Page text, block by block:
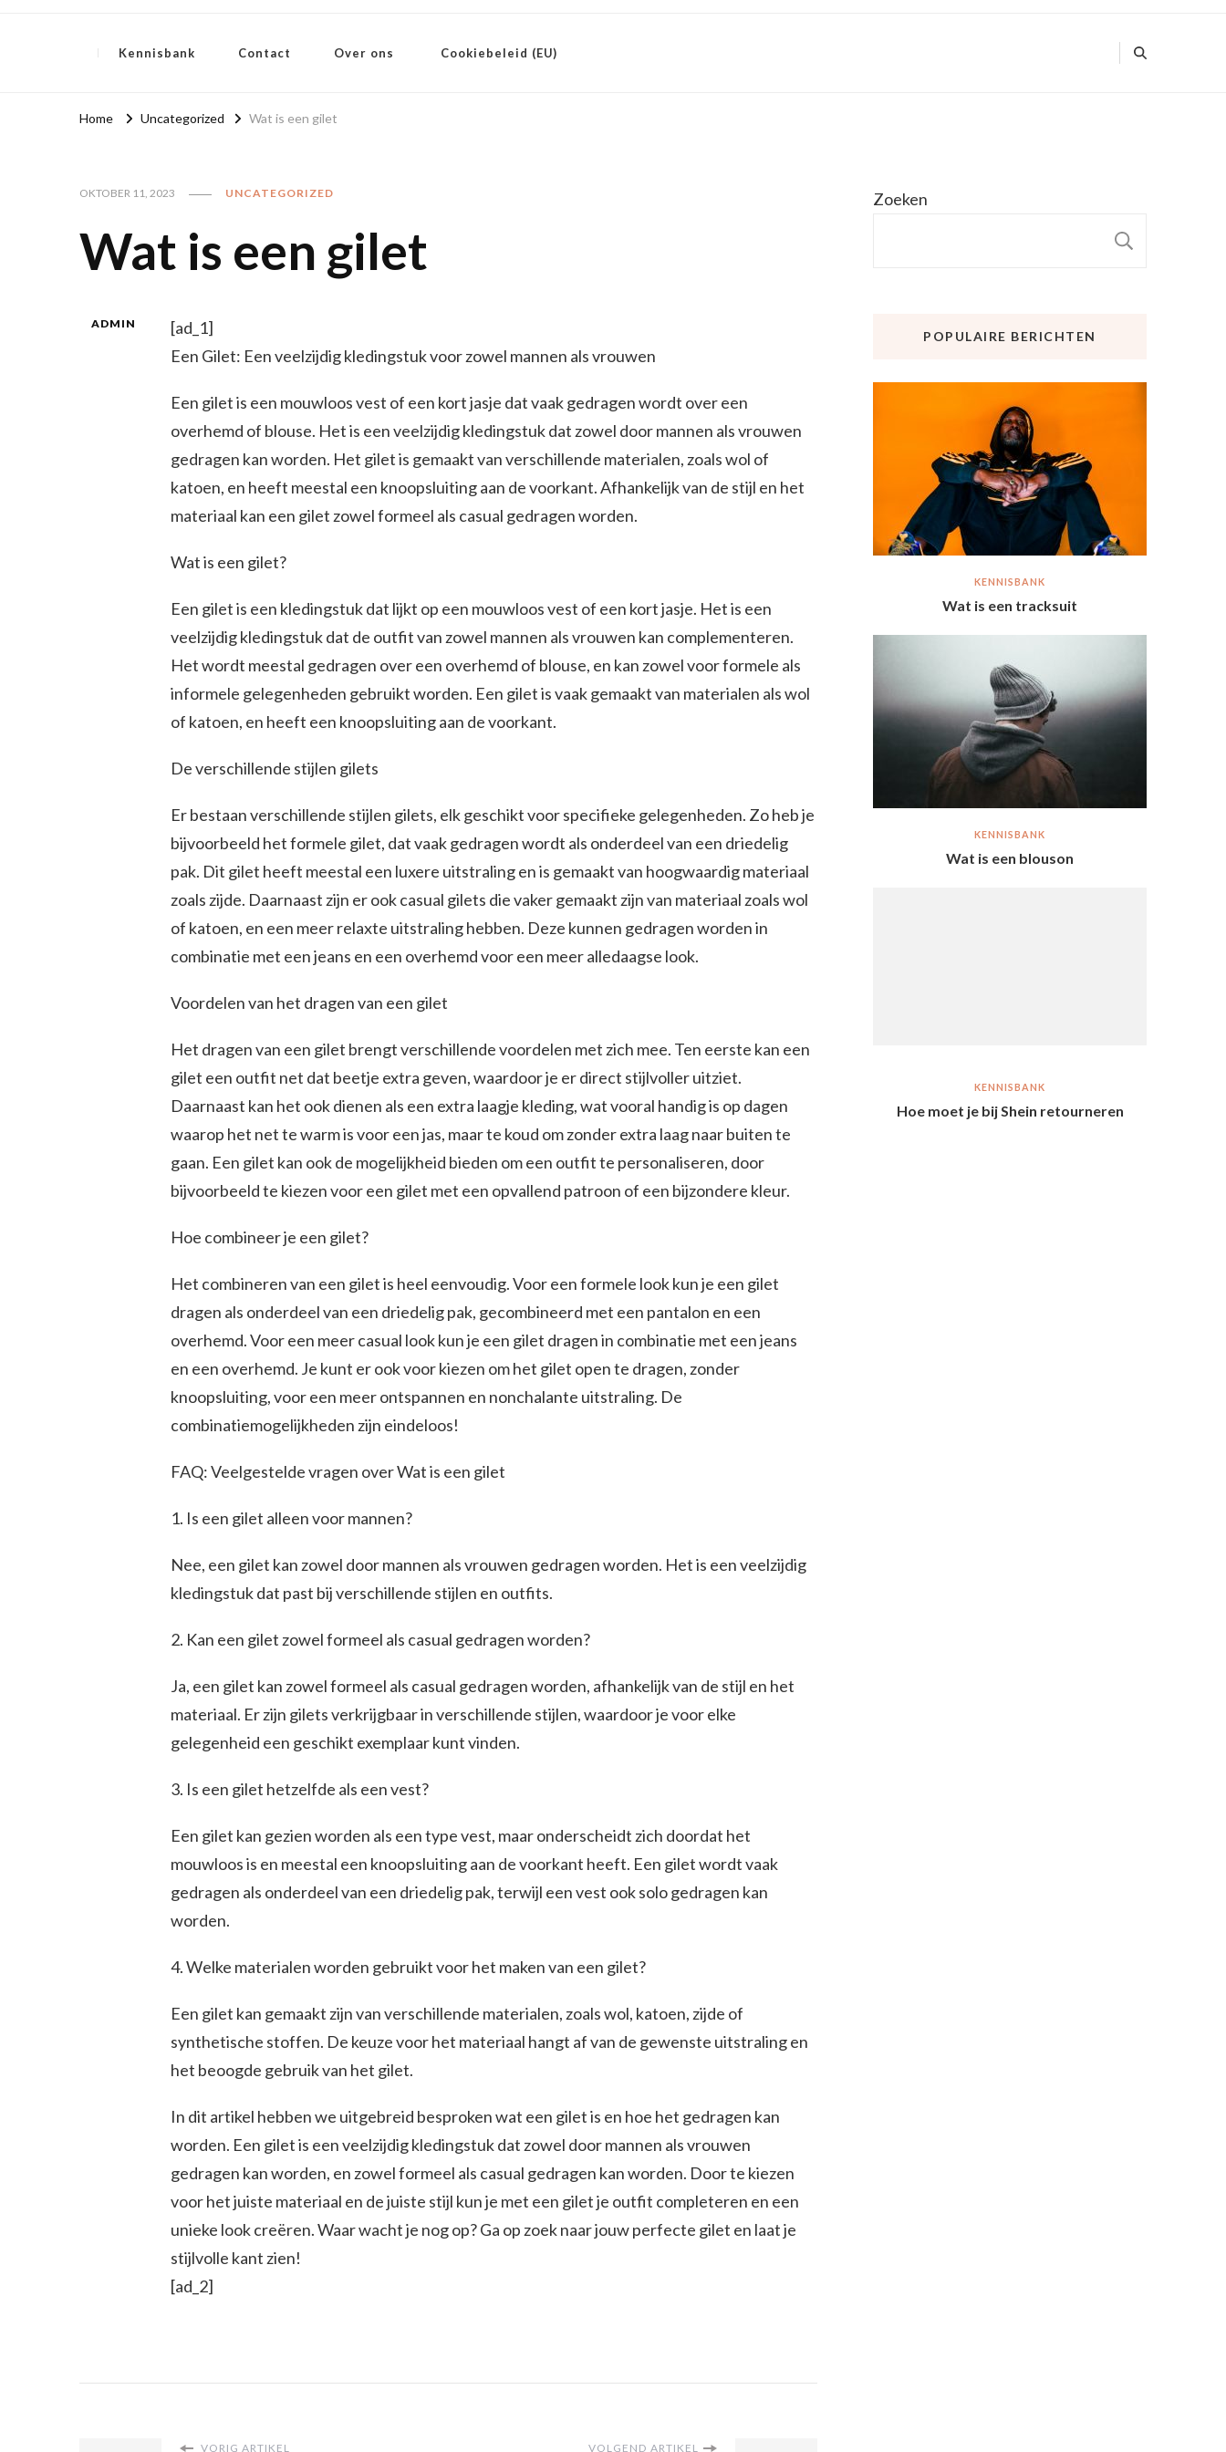
Kennisbank Contact Over ons Cookiebeleid (EU)
Home Uncategorized Wat is een gilet
OKTOBER 11, 2023 UNCATEGORIZED
Wat is een gilet
ADMIN
[ad_1]
Een Gilet: Een veelzijdig kledingstuk voor zowel mannen als vrouwen
Een gilet is een mouwloos vest of een kort jasje dat vaak gedragen wordt over een
overhemd of blouse. Het is een veelzijdig kledingstuk dat zowel door mannen als vrouwen
gedragen kan worden. Het gilet is gemaakt van verschillende materialen, zoals wol of
katoen, en heeft meestal een knoopsluiting aan de voorkant. Afhankelijk van de stijl en het
materiaal kan een gilet zowel formeel als casual gedragen worden.
Wat is een gilet?
Een gilet is een kledingstuk dat lijkt op een mouwloos vest of een kort jasje. Het is een
veelzijdig kledingstuk dat de outfit van zowel mannen als vrouwen kan complementeren.
Het wordt meestal gedragen over een overhemd of blouse, en kan zowel voor formele als
informele gelegenheden gebruikt worden. Een gilet is vaak gemaakt van materialen als wol
of katoen, en heeft een knoopsluiting aan de voorkant.
De verschillende stijlen gilets
Er bestaan verschillende stijlen gilets, elk geschikt voor specifieke gelegenheden. Zo heb je
bijvoorbeeld het formele gilet, dat vaak gedragen wordt als onderdeel van een driedelig
pak. Dit gilet heeft meestal een luxere uitstraling en is gemaakt van hoogwaardig materiaal
zoals zijde. Daarnaast zijn er ook casual gilets die vaker gemaakt zijn van materiaal zoals wol
of katoen, en een meer relaxte uitstraling hebben. Deze kunnen gedragen worden in
combinatie met een jeans en een overhemd voor een meer alledaagse look.
Voordelen van het dragen van een gilet
Het dragen van een gilet brengt verschillende voordelen met zich mee. Ten eerste kan een
gilet een outfit net dat beetje extra geven, waardoor je er direct stijlvoller uitziet.
Daarnaast kan het ook dienen als een extra laagje kleding, wat vooral handig is op dagen
waarop het net te warm is voor een jas, maar te koud om zonder extra laag naar buiten te
gaan. Een gilet kan ook de mogelijkheid bieden om een outfit te personaliseren, door
bijvoorbeeld te kiezen voor een gilet met een opvallend patroon of een bijzondere kleur.
Hoe combineer je een gilet?
Het combineren van een gilet is heel eenvoudig. Voor een formele look kun je een gilet
dragen als onderdeel van een driedelig pak, gecombineerd met een pantalon en een
overhemd. Voor een meer casual look kun je een gilet dragen in combinatie met een jeans
en een overhemd. Je kunt er ook voor kiezen om het gilet open te dragen, zonder
knoopsluiting, voor een meer ontspannen en nonchalante uitstraling. De
combinatiemogelijkheden zijn eindeloos!
FAQ: Veelgestelde vragen over Wat is een gilet
1. Is een gilet alleen voor mannen?
Nee, een gilet kan zowel door mannen als vrouwen gedragen worden. Het is een veelzijdig
kledingstuk dat past bij verschillende stijlen en outfits.
2. Kan een gilet zowel formeel als casual gedragen worden?
Ja, een gilet kan zowel formeel als casual gedragen worden, afhankelijk van de stijl en het
materiaal. Er zijn gilets verkrijgbaar in verschillende stijlen, waardoor je voor elke
gelegenheid een geschikt exemplaar kunt vinden.
3. Is een gilet hetzelfde als een vest?
Een gilet kan gezien worden als een type vest, maar onderscheidt zich doordat het
mouwloos is en meestal een knoopsluiting aan de voorkant heeft. Een gilet wordt vaak
gedragen als onderdeel van een driedelig pak, terwijl een vest ook solo gedragen kan
worden.
4. Welke materialen worden gebruikt voor het maken van een gilet?
Een gilet kan gemaakt zijn van verschillende materialen, zoals wol, katoen, zijde of
synthetische stoffen. De keuze voor het materiaal hangt af van de gewenste uitstraling en
het beoogde gebruik van het gilet.
In dit artikel hebben we uitgebreid besproken wat een gilet is en hoe het gedragen kan
worden. Een gilet is een veelzijdig kledingstuk dat zowel door mannen als vrouwen
gedragen kan worden, en zowel formeel als casual gedragen kan worden. Door te kiezen
voor het juiste materiaal en de juiste stijl kun je met een gilet je outfit completeren en een
unieke look creëren. Waar wacht je nog op? Ga op zoek naar jouw perfecte gilet en laat je
stijlvolle kant zien!
[ad_2]
VORIG ARTIKEL VOLGEND ARTIKEL
Zoeken
POPULAIRE BERICHTEN
KENNISBANK
Wat is een tracksuit
KENNISBANK
Wat is een blouson
KENNISBANK
Hoe moet je bij Shein retourneren